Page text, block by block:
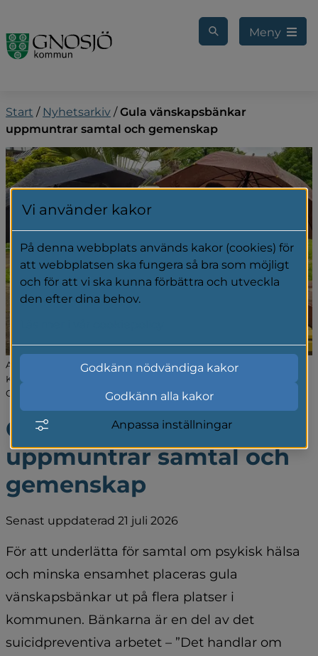
Meny
Start / Nyhetsarkiv / Gula vänskapsbänkar
uppmuntrar samtal och gemenskap
Anna Engström, kommundirektör Gnosjö kommun, Madelen
Kjell, enhetschef, samhällsskydd, räddningstjänsten Gislaved-
Gnosjö.
Gula vänskapsbänkar
uppmuntrar samtal och
gemenskap
Senast uppdaterad 21 juli 2026
För att underlätta för samtal om psykisk hälsa
och minska ensamhet placeras gula
vänskapsbänkar ut på flera platser i
kommunen. Bänkarna är en del av det
suicidpreventiva arbetet – ”Det handlar om
Vi använder kakor
På denna webbplats används kakor (cookies) för
att webbplatsen ska fungera så bra som möjligt
och för att vi ska kunna förbättra och utveckla
den efter dina behov.
Godkänn nödvändiga kakor
Godkänn alla kakor
Anpassa inställningar